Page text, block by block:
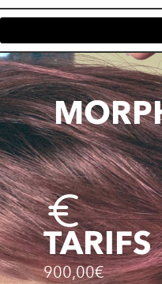
TARIFS
900,00€